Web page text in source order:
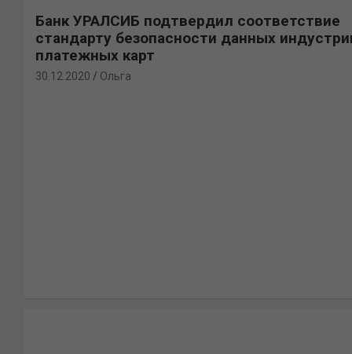
Банк УРАЛСИБ подтвердил соответствие
стандарту безопасности данных
платежных карт
30.12.2020 Ольга